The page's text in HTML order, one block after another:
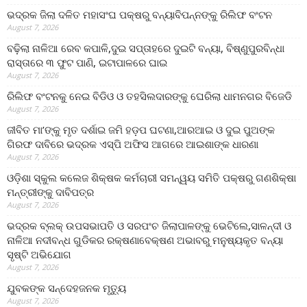
ଭଦ୍ରକ ଜିଲା ଦଳିତ ମହାସଂଘ ପକ୍ଷରୁ ବନ୍ୟାବିପନ୍ନଙ୍କୁ ରିଲିଫ ବଂଟନ
August 7, 2026
ବଢ଼ିଲା ନାଳିଆ ରେବ କପାଳି,ଦୁଇ ସପ୍ତାହରେ ଦୁଇଟି ବନ୍ୟା, ବିଷ୍ଣୁପୁରବିନ୍ଧା
ରାସ୍ତାରେ ୩ ଫୁଟ ପାଣି, ଇଟାପାଳରେ ଘାଇ
August 7, 2026
ରିଲିଫ ବଂଟନକୁ ନେଇ ବିଡିଓ ଓ ତହସିଲଦାରଙ୍କୁ ଘେରିଲା ଧାମନଗର ବିଜେଡି
August 7, 2026
ଜୀବିତ ମା’ଙ୍କୁ ମୃତ ଦର୍ଶାଇ ଜମି ହଡ଼ପ ଘଟଣା,ଆରଆଇ ଓ ଦୁଇ ପୁଅଙ୍କ
ଗିରଫ ଦାବିରେ ଭଦ୍ରକ ଏସ୍‌ପି ଅଫିସ ଆଗରେ ଆଇଶାଙ୍କ ଧାରଣା
August 7, 2026
ଓଡ଼ିଶା ସ୍କୁଲ କଲେଜ ଶିକ୍ଷକ କର୍ମଚାରୀ ସମନ୍ୱୟ ସମିତି ପକ୍ଷରୁ ଗଣଶିକ୍ଷା
ମନ୍ତ୍ରୀଙ୍କୁ ଦାବିପତ୍ର
August 7, 2026
ଭଦ୍ରକ ବ୍ଲକ୍ ଉପସଭାପତି ଓ ସରପଂଚ ଜିଲାପାଳଙ୍କୁ ଭେଟିଲେ,ସାଳନ୍ଦୀ ଓ
ନାଳିଆ ନଦୀବନ୍ଧ ଗୁଡିକର ରକ୍ଷଣାବେକ୍ଷଣ ଅଭାବରୁ ମନୁଷ୍ୟକୃତ ବନ୍ୟା
ସୃଷ୍ଟି ଅଭିଯୋଗ
August 7, 2026
ଯୁବକଙ୍କ ସନ୍ଦେହଜନକ ମୃତ୍ୟୁ
August 7, 2026